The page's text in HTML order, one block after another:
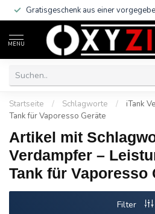
Gratisgeschenk aus einer
MENU
Startseite / Schlagworte /
iTank
Tank für Vaporesso Geräte
Artikel mit
Verdampfer –
Tank für Vaporesso
Filter